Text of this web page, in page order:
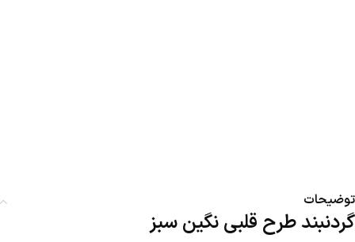
توضیحات
گردنبند طرح قلبی نگین سبز